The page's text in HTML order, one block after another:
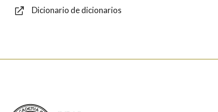
Dicionario de dicionarios
Real Academia Galega